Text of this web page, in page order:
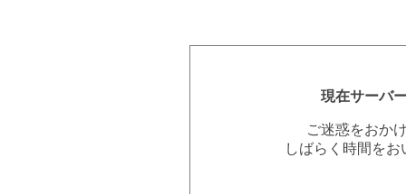
現在サーバ
ご迷惑をおか
しばらく時間を